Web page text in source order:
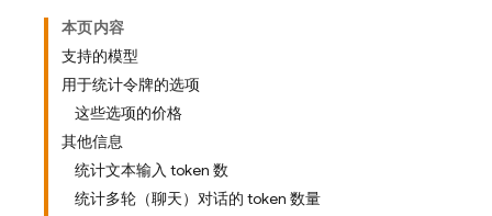
本页内容
支持的模型
用于统计令牌的选项
这些选项的价格
其他信息
统计文本输入 token 数
统计多轮（聊天）对话的 token 数量